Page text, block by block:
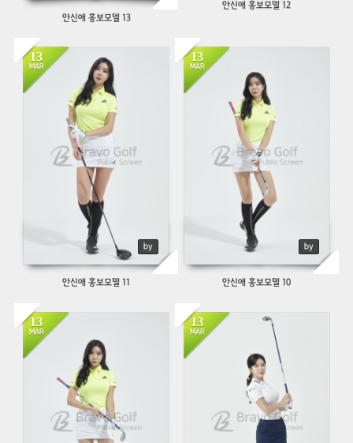
안신애 홍보모델 13
안신애 홍보모델 12
13
MAR
by
1061
안신애 홍보모델 11
13
MAR
by
705
안신애 홍보모델 10
13
MAR
675 13
MAR
697